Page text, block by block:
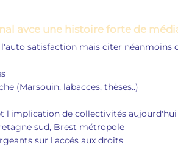
avce une histoire forte de
l'auto satisfaction mais citer
(Marsouin, labacces, thèses..)
l'implication de collectivités aujourd'hui
sud, Brest métropole
sur l'accés aux droits